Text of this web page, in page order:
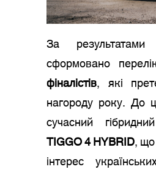
За
сформовано
фіналістів, які
нагороду року. До
сучасний
TIGGO 4 HYBRID,
інтерес